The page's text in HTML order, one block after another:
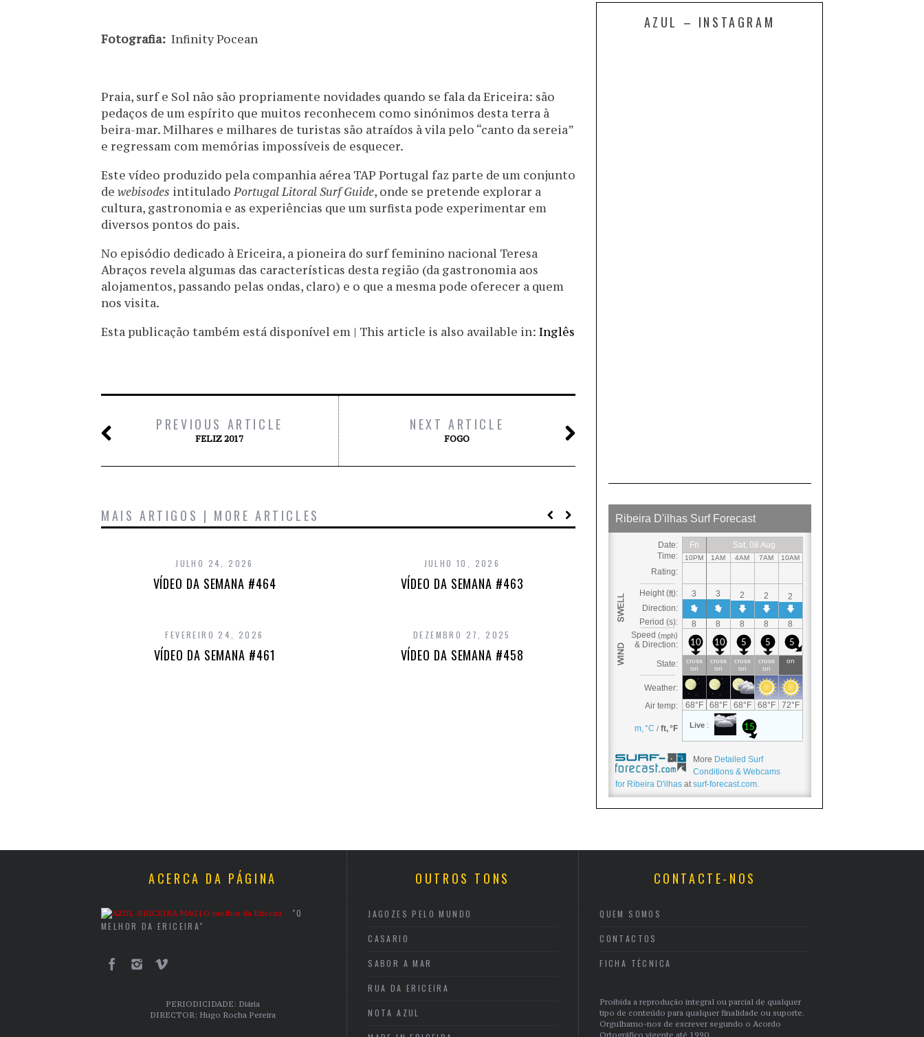
Fotografia: Infinity Pocean
Praia, surf e Sol não são propriamente novidades quando se fala da Ericeira: são
pedaços de um espírito que muitos reconhecem como sinónimos desta terra à
beira-mar. Milhares e milhares de turistas são atraídos à vila pelo “canto da sereia”
e regressam com memórias impossíveis de esquecer.
Este vídeo produzido pela companhia aérea TAP Portugal faz parte de um conjunto
de webisodes intituladoPortugal Litoral Surf Guide, onde se pretende explorar a
cultura, gastronomia e as experiências que um surfista pode experimentar em
diversos pontos do pais.
No episódio dedicado à Ericeira, a pioneira do surf feminino nacional Teresa
Abraços revela algumas das características desta região (da gastronomia aos
alojamentos, passando pelas ondas, claro) e o que a mesma pode oferecer a quem
nos visita.
Esta publicação também está disponível em | This article is also available in: Inglês
PREVIOUS ARTICLE
FELIZ 2017
NEXT ARTICLE
FOGO
MAIS ARTIGOS | MORE ARTICLES
JULHO 24, 2026
VÍDEO DA SEMANA #464
JULHO 10, 2026
VÍDEO DA SEMANA #463
FEVEREIRO 24, 2026
VÍDEO DA SEMANA #461
DEZEMBRO 27, 2025
VÍDEO DA SEMANA #458
AZUL – INSTAGRAM
More Detailed Surf
Conditions & Webcams
for Ribeira D'ilhas at surf-forecast.com.
ACERCA DA PÁGINA
"O
MELHOR DA ERICEIRA"
PERIODICIDADE: Diária
DIRECTOR: Hugo Rocha Pereira
OUTROS TONS
JAGOZES PELO MUNDO
CASARIO
SABOR A MAR
RUA DA ERICEIRA
NOTA AZUL
CONTACTE-NOS
QUEM SOMOS
CONTACTOS
FICHA TÉCNICA
Proibida a reprodução integral ou parcial de qualquer
tipo de conteúdo para qualquer finalidade ou suporte.
Orgulhamo-nos de escrever segundo o Acordo
Ortográfico vigente até 1990.